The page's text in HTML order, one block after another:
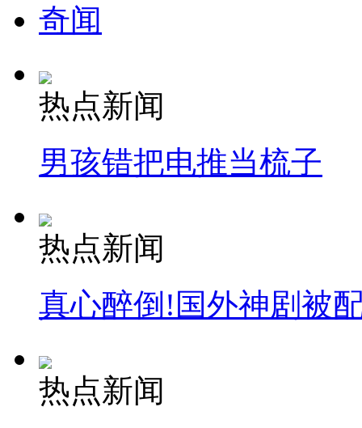
司机酒驾遇交警 急速倒车逃窜
奇闻
热点新闻
男孩错把电推当梳子
热点新闻
真心醉倒!国外神剧被
热点新闻